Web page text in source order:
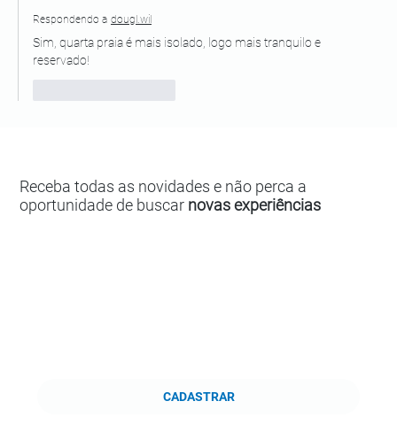
Respondendo a dougl.wil
Sim, quarta praia é mais isolado, logo mais tranquilo e
reservado!
Receba todas as novidades e não perca a
oportunidade de buscar novas experiências
CADASTRAR